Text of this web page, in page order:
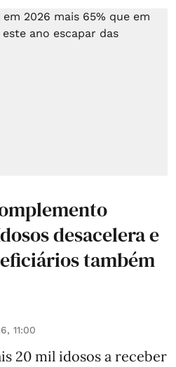
desacelera e
também
11:00
20 mil idosos a receber